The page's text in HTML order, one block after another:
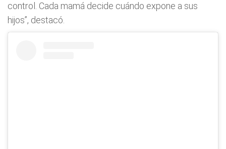
control. Cada mamá decide cuándo expone a sus
hijos”, destacó.